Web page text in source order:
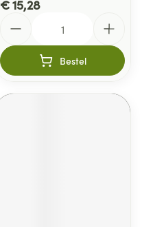
€ 15,28
Bestel